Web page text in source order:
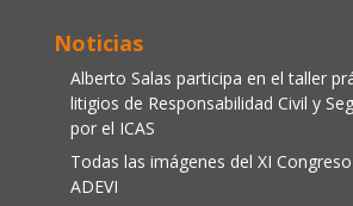
Noticias
Alberto Salas participa en el taller
litigios de Responsabilidad Civil y
por el ICAS
Todas las imágenes del XI
ADEVI